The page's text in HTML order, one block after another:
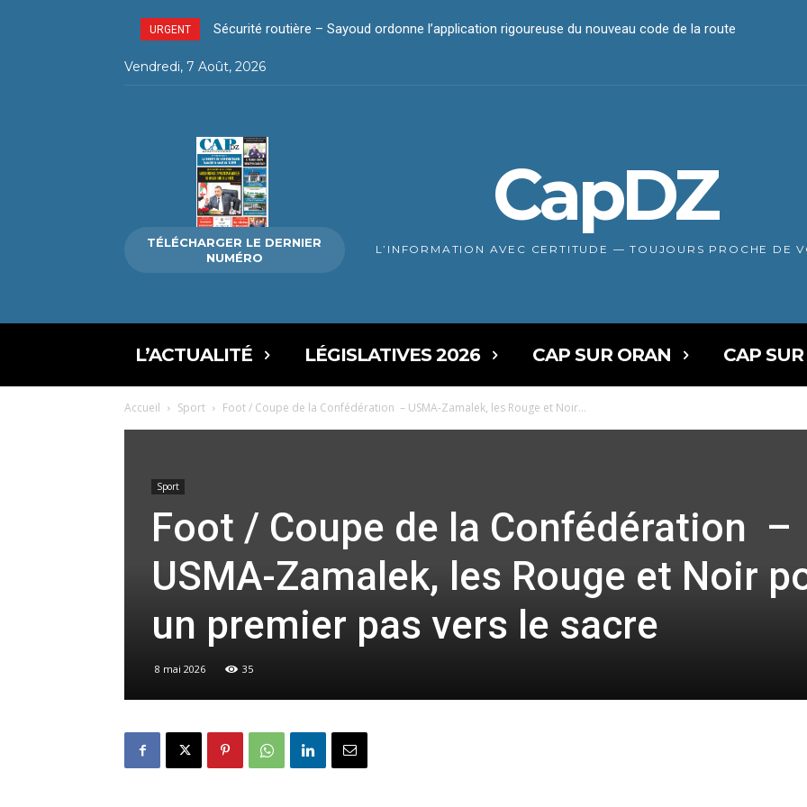
URGENT Sécurité routière – Sayoud ordonne l’application rigoureuse du nouveau code de la route
Vendredi, 7 Août, 2026
TÉLÉCHARGER LE DERNIER
NUMÉRO
CapDZ
L’INFORMATION AVEC CERTITUDE — TOUJOURS PROCHE DE
L’ACTUALITÉ LÉGISLATIVES 2026 CAP SUR ORAN CAP
Accueil Sport Foot / Coupe de la Confédération – USMA-Zamalek, les Rouge et Noir...
Sport
Foot / Coupe de la Confédération –
USMA-Zamalek, les Rouge et Noir
un premier pas vers le sacre
8 mai 2026 35